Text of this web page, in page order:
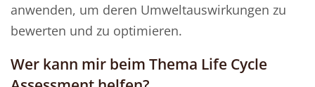
anwenden, um deren Umweltauswirkungen zu
bewerten und zu optimieren.
Wer kann mir beim Thema Life Cycle